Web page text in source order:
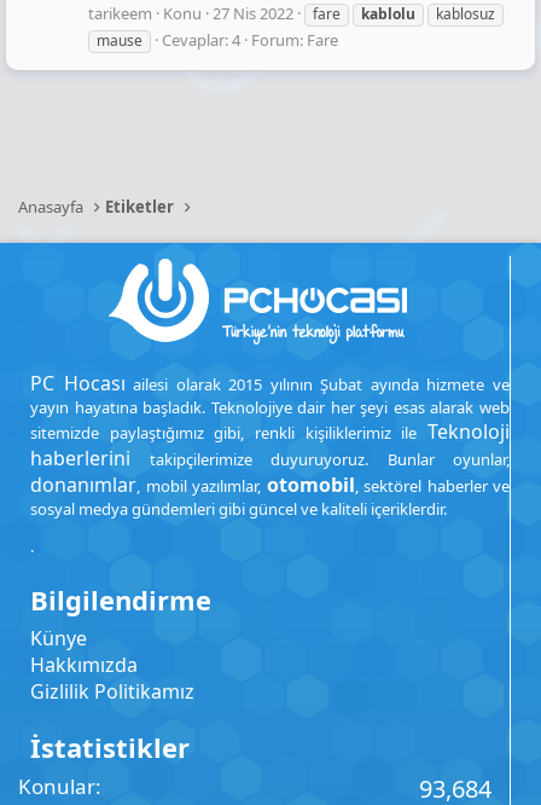
tarikeem
Konu 27 Nis 2022 fare kablolu
kablosuz
mause
Cevaplar: 4 Forum: Fare
Anasayfa Etiketler
PC Hocası ailesi olarak 2015 yılının Şubat ayında hizmete ve
yayın hayatına başladık. Teknolojiye dair her şeyi esas alarak web
sitemizde paylaştığımız gibi, renkli kişiliklerimiz ile Teknoloji
haberlerini takipçilerimize duyuruyoruz. Bunlar oyunlar,
donanımlar, mobil yazılımlar, otomobil, sektörel haberler ve
sosyal medya gündemleri gibi güncel ve kaliteli içeriklerdir.
.
Bilgilendirme
Künye
Hakkımızda
Gizlilik Politikamız
İstatistikler
Konular 93,684